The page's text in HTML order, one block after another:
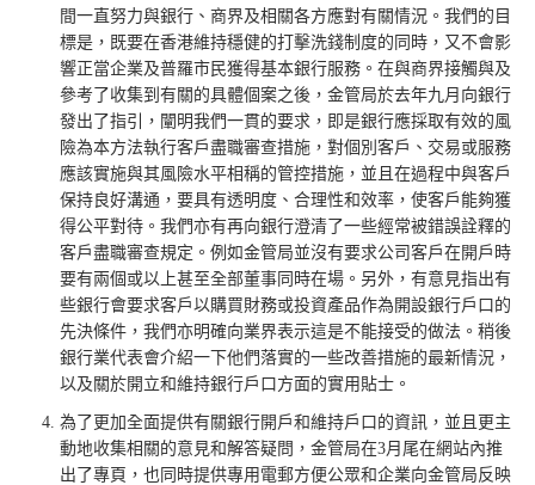
間一直努力與銀行、商界及相關各方應對有關情況。我們的目
標是，既要在香港維持穩健的打擊洗錢制度的同時，又不會影
響正當企業及普羅市民獲得基本銀行服務。在與商界接觸與及
參考了收集到有關的具體個案之後，金管局於去年九月向銀行
發出了指引，闡明我們一貫的要求，即是銀行應採取有效的風
險為本方法執行客戶盡職審查措施，對個別客戶、交易或服務
應該實施與其風險水平相稱的管控措施，並且在過程中與客戶
保持良好溝通，要具有透明度、合理性和效率，使客戶能夠獲
得公平對待。我們亦有再向銀行澄清了一些經常被錯誤詮釋的
客戶盡職審查規定。例如金管局並沒有要求公司客戶在開戶時
要有兩個或以上甚至全部董事同時在場。另外，有意見指出有
些銀行會要求客戶以購買財務或投資產品作為開設銀行戶口的
先決條件，我們亦明確向業界表示這是不能接受的做法。稍後
銀行業代表會介紹一下他們落實的一些改善措施的最新情況，
以及關於開立和維持銀行戶口方面的實用貼士。
為了更加全面提供有關銀行開戶和維持戶口的資訊，並且更主
動地收集相關的意見和解答疑問，金管局在3月尾在網站內推
出了專頁，也同時提供專用電郵方便公眾和企業向金管局反映